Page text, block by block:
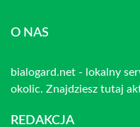
O NAS
bialogard.net - lokalny
okolic. Znajdziesz tutaj
REDAKCJA